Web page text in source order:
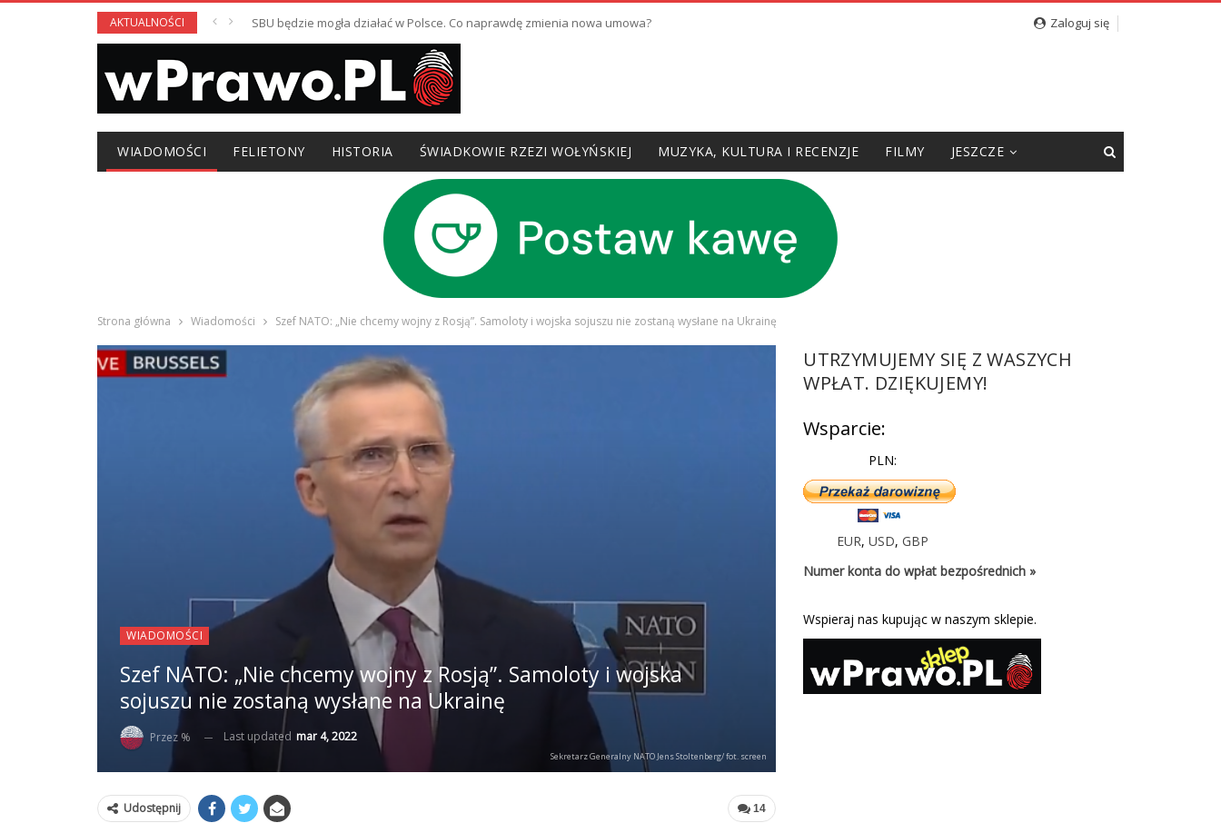
AKTUALNOŚCI SBU będzie mogła działać w Polsce. Co naprawdę zmienia nowa umowa? Zaloguj się
WIADOMOŚCI FELIETONY HISTORIA ŚWIADKOWIE RZEZI WOŁYŃSKIEJ MUZYKA, KULTURA I RECENZJE FILMY JESZCZE
Strona główna Wiadomości Szef NATO: „Nie chcemy wojny z Rosją”. Samoloty i wojska sojuszu nie zostaną wysłane na Ukrainę
WIADOMOŚCI
Szef NATO: „Nie chcemy wojny z Rosją”. Samoloty i wojska
sojuszu nie zostaną wysłane na Ukrainę
Przez % Last updated mar 4, 2022
Sekretarz Generalny NATO Jens Stoltenberg/ fot. screen
14
Udostępnij
UTRZYMUJEMY SIĘ Z WASZYCH
WPŁAT. DZIĘKUJEMY!
Wsparcie:
PLN:
EUR,USD,GBP
Numer konta do wpłat bezpośrednich »
Wspieraj nas kupując w naszym sklepie.